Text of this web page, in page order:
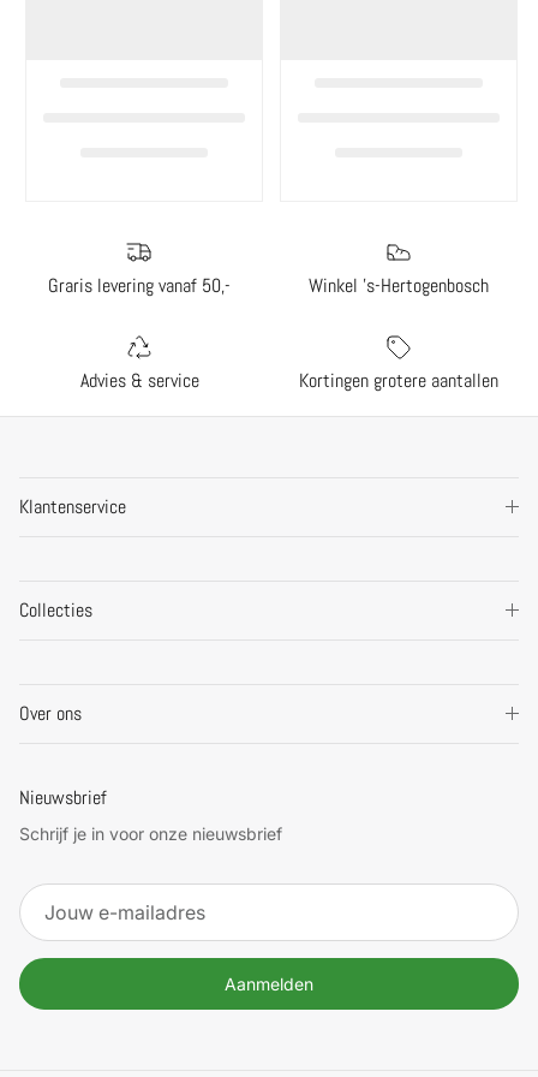
Graris levering vanaf 50,- Winkel 's-Hertogenbosch
Advies & service Kortingen grotere aantallen
Klantenservice
Collecties
Over ons
Nieuwsbrief
Schrijf je in voor onze nieuwsbrief
Aanmelden